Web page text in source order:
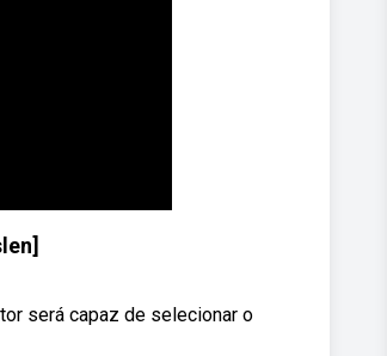
será capaz de selecionar o